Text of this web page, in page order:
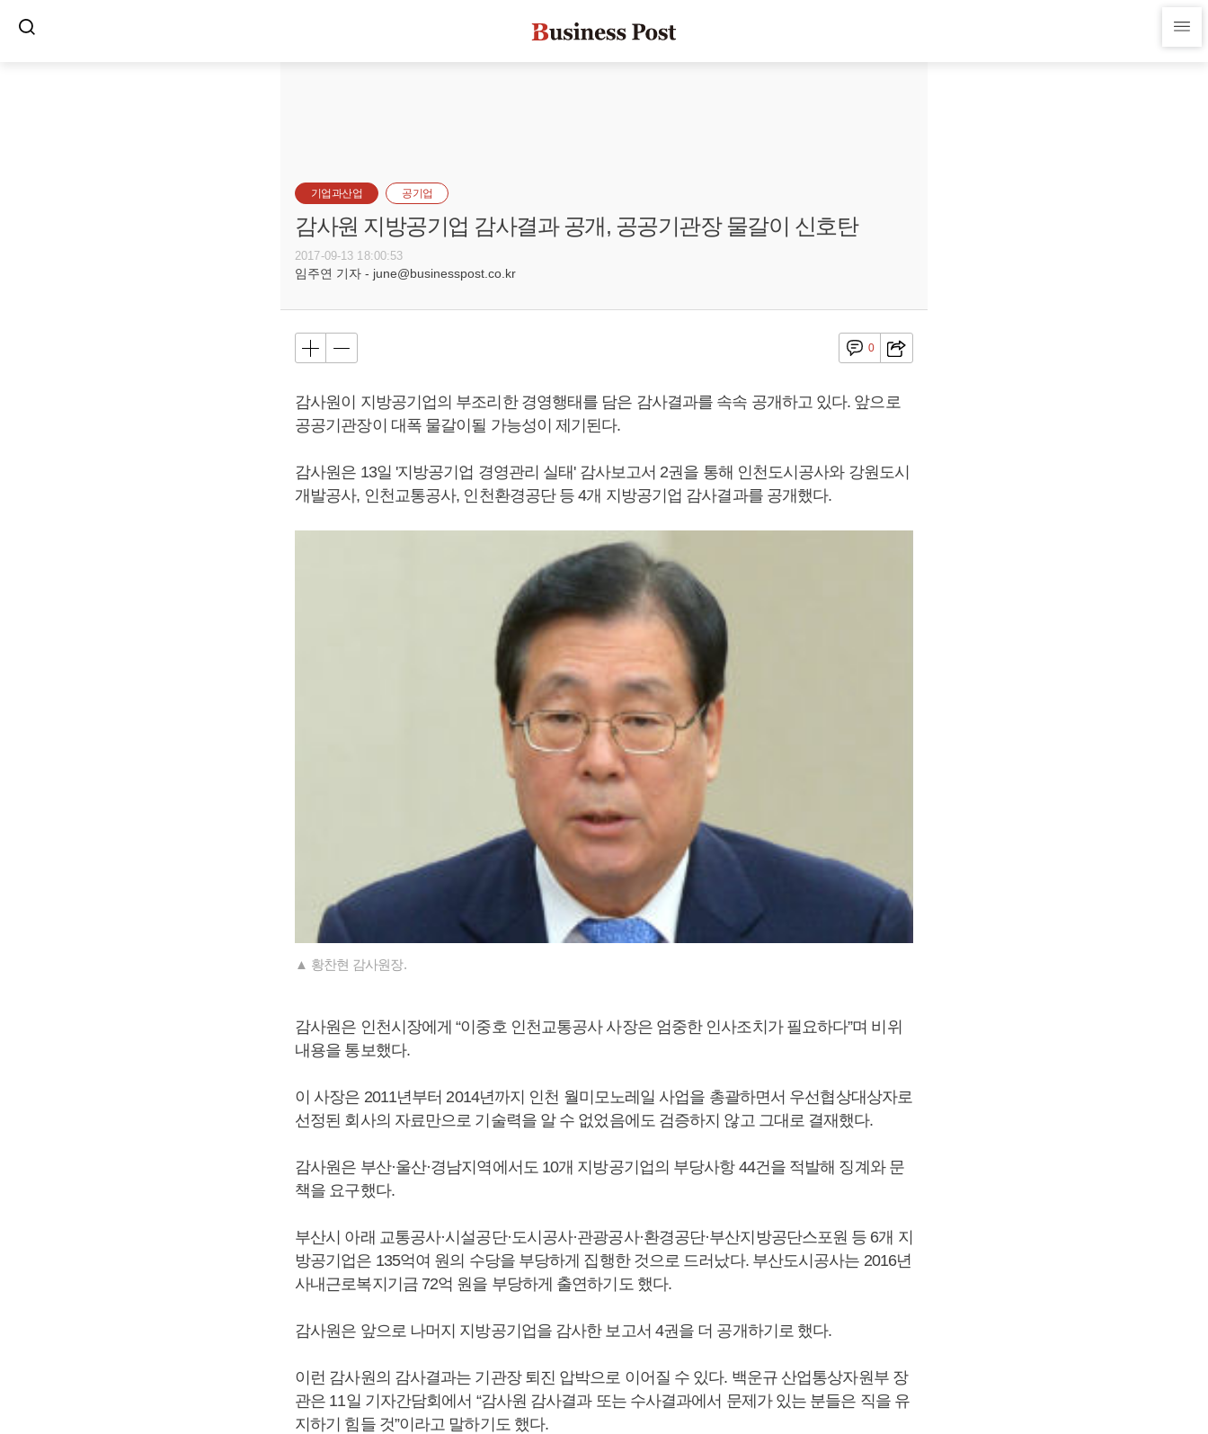
기업과산업 공기업
감사원 지방공기업 감사결과 공개, 공공기관장 물갈이 신호탄
2017-09-13 18:00:53
임주연 기자 - june@businesspost.co.kr
0
감사원이 지방공기업의 부조리한 경영행태를 담은 감사결과를 속속 공개하고 있다. 앞으로
공공기관장이 대폭 물갈이될 가능성이 제기된다.
감사원은 13일 '지방공기업 경영관리 실태' 감사보고서 2권을 통해 인천도시공사와 강원도시
개발공사, 인천교통공사, 인천환경공단 등 4개 지방공기업 감사결과를 공개했다.
▲ 황찬현 감사원장.
감사원은 인천시장에게 “이중호 인천교통공사 사장은 엄중한 인사조치가 필요하다”며 비위
내용을 통보했다.
이 사장은 2011년부터 2014년까지 인천 월미모노레일 사업을 총괄하면서 우선협상대상자로
선정된 회사의 자료만으로 기술력을 알 수 없었음에도 검증하지 않고 그대로 결재했다.
감사원은 부산·울산·경남지역에서도 10개 지방공기업의 부당사항 44건을 적발해 징계와 문
책을 요구했다.
부산시 아래 교통공사·시설공단·도시공사·관광공사·환경공단·부산지방공단스포원 등 6개 지
방공기업은 135억여 원의 수당을 부당하게 집행한 것으로 드러났다. 부산도시공사는 2016년
사내근로복지기금 72억 원을 부당하게 출연하기도 했다.
감사원은 앞으로 나머지 지방공기업을 감사한 보고서 4권을 더 공개하기로 했다.
이런 감사원의 감사결과는 기관장 퇴진 압박으로 이어질 수 있다. 백운규 산업통상자원부 장
관은 11일 기자간담회에서 “감사원 감사결과 또는 수사결과에서 문제가 있는 분들은 직을 유
지하기 힘들 것”이라고 말하기도 했다.